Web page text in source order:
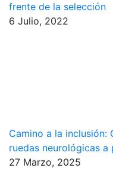
frente de la selección
6 Julio, 2022
Camino a la inclusión:
ruedas neurológicas
27 Marzo, 2025